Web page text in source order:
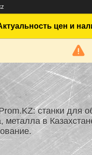
цен и
станки для
металла в